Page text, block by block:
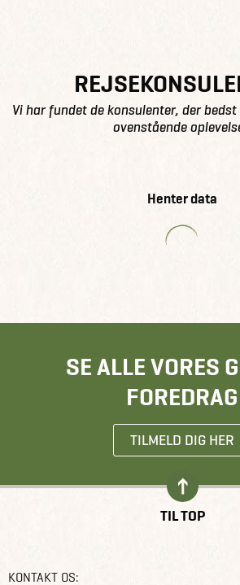
Vi har fundet de konsulenter, der
ovenstående
Henter data
SE ALLE VORES
FOREDRAG
TILMELD DIG HER
TIL TOP
KONTAKT OS: